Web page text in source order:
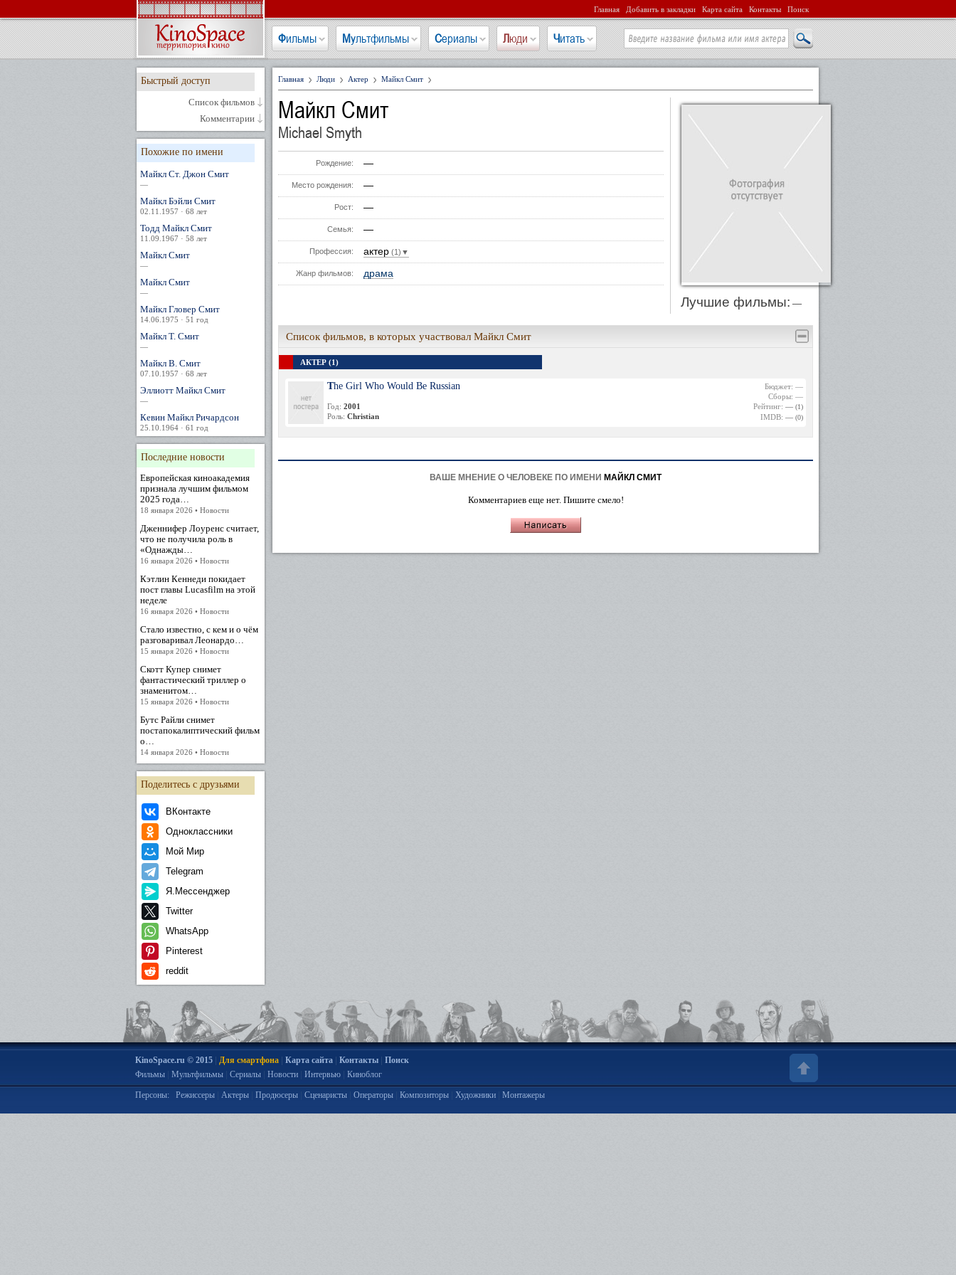
Главная Добавить в закладки Карта сайта Контакты Поиск
Фильмы Мультфильмы Сериалы Люди Читать
Быстрый доступ
Список фильмов
Комментарии
Похожие по имени
Майкл Ст. Джон Смит
—
Майкл Бэйли Смит
02.11.1957 · 68 лет
Тодд Майкл Смит
11.09.1967 · 58 лет
Майкл Смит
—
Майкл Смит
—
Майкл Гловер Смит
14.06.1975 · 51 год
Майкл Т. Смит
—
Майкл В. Смит
07.10.1957 · 68 лет
Эллиотт Майкл Смит
—
Кевин Майкл Ричардсон
25.10.1964 · 61 год
Последние новости
Европейская киноакадемия
признала лучшим фильмом
2025 года…
18 января 2026 • Новости
Дженнифер Лоуренс считает,
что не получила роль в
«Однажды…
16 января 2026 • Новости
Кэтлин Кеннеди покидает
пост главы Lucasfilm на этой
неделе
16 января 2026 • Новости
Стало известно, с кем и о чём
разговаривал Леонардо…
15 января 2026 • Новости
Скотт Купер снимет
фантастический триллер о
знаменитом…
15 января 2026 • Новости
Бутс Райли снимет
постапокалиптический фильм
о…
14 января 2026 • Новости
Поделитесь с друзьями
ВКонтакте
Одноклассники
Мой Мир
Telegram
Я.Мессенджер
Twitter
WhatsApp
Pinterest
reddit
Главная Люди Актер Майкл Смит
Майкл Смит
Michael Smyth
Рождение: —
Место рождения: —
Рост: —
Семья: —
Профессия: актер (1)▼
Жанр фильмов: драма
Лучшие фильмы: —
Список фильмов, в которых участвовал Майкл Смит
АКТЕР (1)
The Girl Who Would Be Russian
Год: 2001
Роль: Christian
Бюджет: —
Сборы: —
Рейтинг: — (1)
IMDB: — (0)
ВАШЕ МНЕНИЕ О ЧЕЛОВЕКЕ ПО ИМЕНИ МАЙКЛ СМИТ
Комментариев еще нет. Пишите смело!
KinoSpace.ru © 2015| Для смартфона| Карта сайта| Контакты| Поиск
Фильмы| Мультфильмы| Сериалы| Новости| Интервью| Киноблог
Персоны: Режиссеры| Актеры| Продюсеры| Сценаристы| Операторы| Композиторы| Художники| Монтажеры